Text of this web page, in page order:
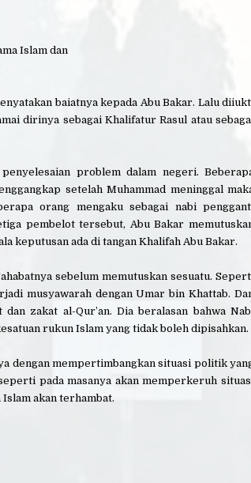
Islam dan
baiatnya kepada Abu Bakar. Lalu
dirinya sebagai Khalifatur Rasul atau
problem dalam negeri.
setelah Muhammad meninggal
orang mengaku sebagai nabi
pembelot tersebut, Abu Bakar
keputusan ada di tangan Khalifah Abu Bakar.
sebelum memutuskan sesuatu.
musyawarah dengan Umar bin Khattab.
zakat al-Qur’an. Dia beralasan bahwa
rukun Islam yang tidak boleh dipisahkan.
dengan mempertimbangkan situasi politik
pada masanya akan memperkeruh
akan terhambat.